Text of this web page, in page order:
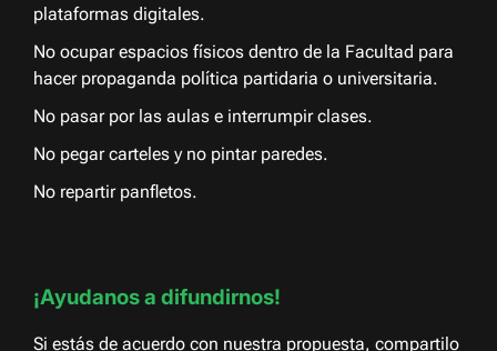
plataformas digitales.
No ocupar espacios físicos dentro de la Facultad para
hacer propaganda política partidaria o universitaria.
No pasar por las aulas e interrumpir clases.
No pegar carteles y no pintar paredes.
No repartir panfletos.
¡Ayudanos a difundirnos!
Si estás de acuerdo con nuestra propuesta, compartilo